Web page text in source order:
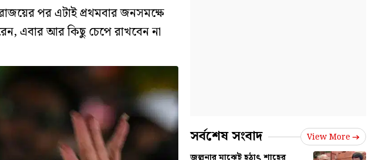
পর এটাই প্রথমবার জনসমক্ষে
এবার আর কিছু চেপে রাখবেন না
সর্বশেষ সংবাদ View More